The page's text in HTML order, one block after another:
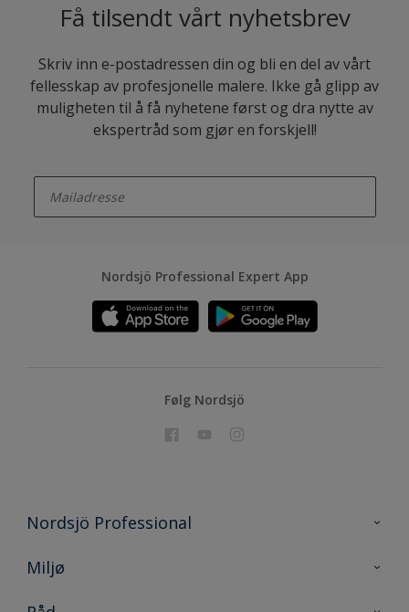
Få tilsendt vårt nyhetsbrev
Skriv inn e-postadressen din og bli en del av vårt
fellesskap av profesjonelle malere. Ikke gå glipp av
muligheten til å få nyhetene først og dra nytte av
ekspertråd som gjør en forskjell!
Nordsjö Professional Expert App
Følg Nordsjö
Nordsjö Professional
Kontakt oss
Miljø
Bærekraftig utvikling